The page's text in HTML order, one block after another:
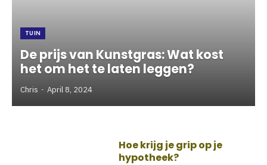
TUIN
De prijs van Kunstgras: Wat kost
het om het te laten leggen?
Chris April 8, 2024
Hoe krijg je grip op je
hypotheek?